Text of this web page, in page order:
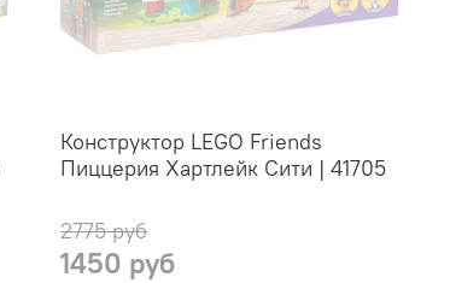
Конструктор LEGO Friends
Пиццерия Хартлейк Сити | 41705
2775 руб
1450 руб